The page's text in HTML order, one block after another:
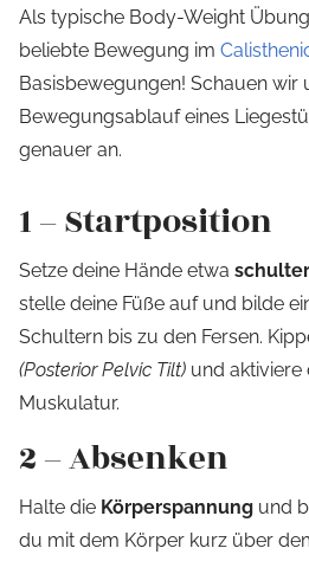
Als typische Body-Weight
beliebte Bewegung im
Basisbewegungen! Schauen wir
Bewegungsablauf eines
genauer an.
1 – Startposition
Setze deine Hände etwa
stelle deine Füße auf und bilde
Schultern bis zu den Fersen.
(Posterior Pelvic Tilt) und aktiviere
Muskulatur.
2 – Absenken
Halte die Körperspannung und
du mit dem Körper kurz über